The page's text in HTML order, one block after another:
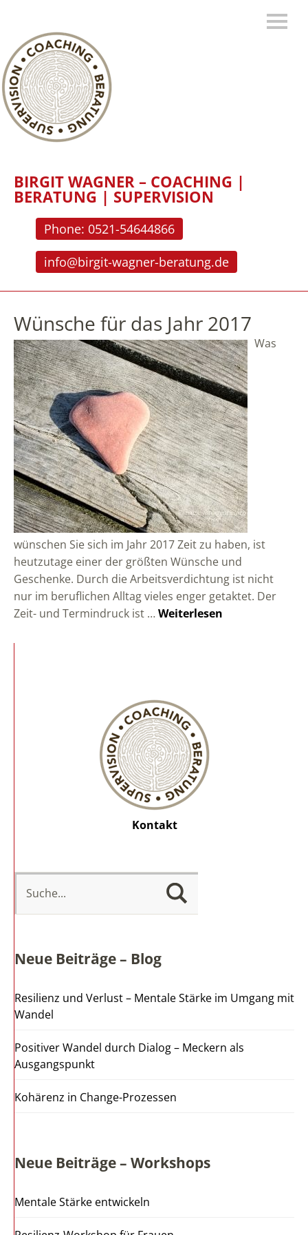
BIRGIT WAGNER – COACHING |
BERATUNG | SUPERVISION
Phone: 0521-54644866
info@birgit-wagner-beratung.de
Wünsche für das Jahr 2017
Was
wünschen Sie sich im Jahr 2017 Zeit zu haben, ist
heutzutage einer der größten Wünsche und
Geschenke. Durch die Arbeitsverdichtung ist nicht
nur im beruflichen Alltag vieles enger getaktet. Der
Zeit- und Termindruck ist …Weiterlesen
Kontakt
Neue Beiträge – Blog
Resilienz und Verlust – Mentale Stärke im Umgang mit
Wandel
Positiver Wandel durch Dialog – Meckern als
Ausgangspunkt
Kohärenz in Change-Prozessen
Neue Beiträge – Workshops
Mentale Stärke entwickeln